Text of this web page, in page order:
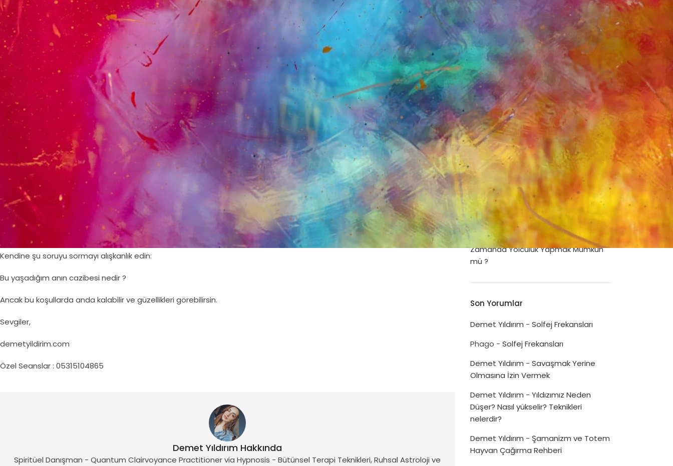
Sızlanmak yerine, belki de içinde olduğun halin cazibesini görmeyi seçebilirsin.
Mesela kötü bir ilişkin sonlandıysa ve emeklerim boşa gitti diye yastaysan, şuan istediğin gibi bir ilişki yaratma şansına sahip
olmanın armağanını alabilirsin.
Bir para kaybettiysen, birdaha nasıl kaybetmeyeceğini öğrenmiş olabilirsin.
İşinden ayrıldıysan, gerçekte hangi işle meşgul olmak istediğini keşfetmek için bir boşluk yakalamış olabilirsin.
Sevdiğin birisi vefat ettiyse, onun bu dünyadaki tüm acılardan terfi ettiğini farkedip güç bulabilirsin.
Sağlığın aksadıysa, biraz yavaşlayıp sana neyin iyi gelmediğini bulabilir ve koşulları degiştirebilirsin.
Karnın açsa, açlığın ve düşük kan şekerinin, inzivaya çekilmek gibi ruhsal gücünü yükselttiğini gözlemleyebilirsin.
Kırsalda yaşıyorsan ceylanların, şehirde yaşıyorsan martıların cazibelerini görebilirsin.
Yaşça ilerlediysen tecrübelerinin, henüz gençsen taze/dokunulmamış duygularının tadını çıkarabilirsin …
Ve bu gözlerle etrafına bakınca milyonlarca yeni cazibe keşfedebilirsin ..
Kendine şu soruyu sormayı alışkanlık edin:
Bu yaşadığım anın cazibesi nedir ?
Ancak bu koşullarda anda kalabilir ve güzellikleri görebilirsin.
Sevgiler,
demetyildirim.com
Özel Seanslar : 05315104865
Demet Yıldırım Hakkında
Spiritüel Danışman - Quantum Clairvoyance Practitioner via Hypnosis - Bütünsel Terapi Teknikleri, Ruhsal Astroloji ve
KATEGORILER
Astroloji ve Doğum Haritası
Dua Formülleri
Ezoterizm ve Bilgelik
Genel
Holistic Sağlık
İlişkiler
Ruhsal Enerji
Seans Deneyimleri
Spiritüel Teknikler
Son Yazılar
Medikal Astroloji
Zamanı Bükmek – Laya Holistic
Method
Dua Listeleri
Disiplinin Psikolojimizi İyileştirme Gücü
Zamanda Yolculuk Yapmak Mümkün
mü ?
Son Yorumlar
Demet Yıldırım - Solfej Frekansları
Phago - Solfej Frekansları
Demet Yıldırım - Savaşmak Yerine
Olmasına İzin Vermek
Demet Yıldırım - Yıldızımız Neden
Düşer? Nasıl yükselir? Teknikleri
nelerdir?
Demet Yıldırım - Şamanizm ve Totem
Hayvan Çağırma Rehberi